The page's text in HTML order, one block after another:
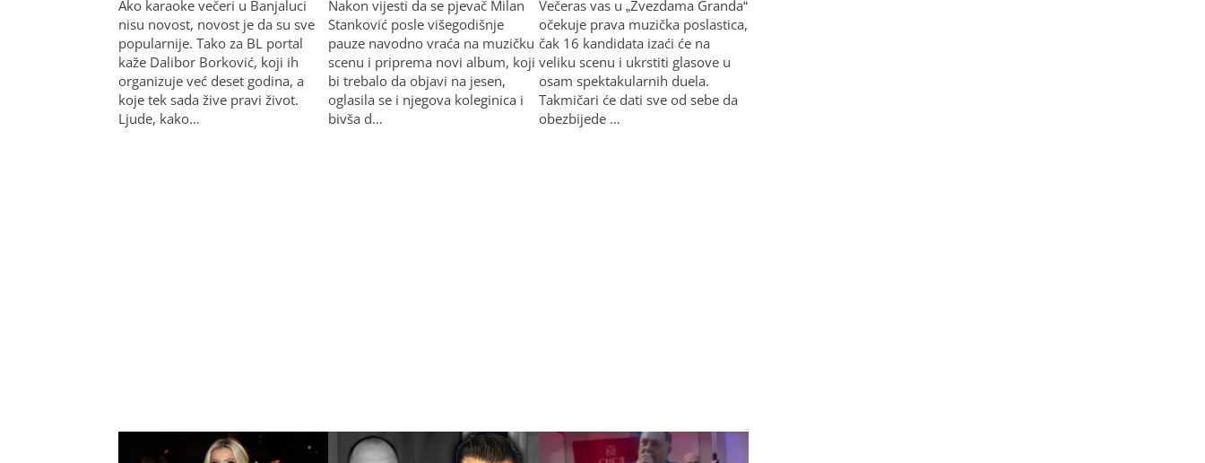
Ako karaoke večeri u Banjaluci
nisu novost, novost je da su sve
popularnije. Tako za BL portal
kaže Dalibor Borković, koji ih
organizuje već deset godina, a
koje tek sada žive pravi život.
Ljude, kako…
Nakon vijesti da se pjevač Milan
Stanković posle višegodišnje
pauze navodno vraća na muzičku
scenu i priprema novi album, koji
bi trebalo da objavi na jesen,
oglasila se i njegova koleginica i
bivša d…
Večeras vas u „Zvezdama Granda“
očekuje prava muzička poslastica,
čak 16 kandidata izaći će na
veliku scenu i ukrstiti glasove u
osam spektakularnih duela.
Takmičari će dati sve od sebe da
obezbijede …